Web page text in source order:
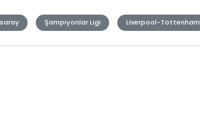
Şampiyonlar Ligi Liverpool-Tottenham